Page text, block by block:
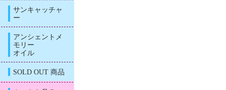
サンキャッチャ
ー
アンシェントメ
モリー
オイル
SOLD OUT 商品